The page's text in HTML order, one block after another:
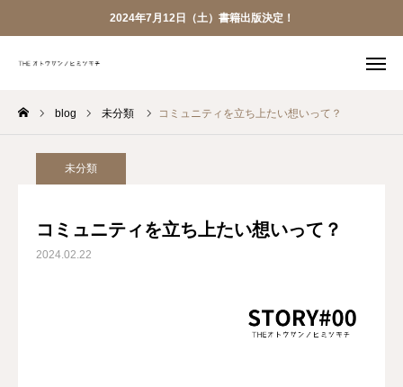
2024年7月12日（土）書籍出版決定！
blog 未分類 コミュニティを立ち上たい想いって？
未分類
コミュニティを立ち上たい想いって？
2024.02.22
LINE YouTube
TOP